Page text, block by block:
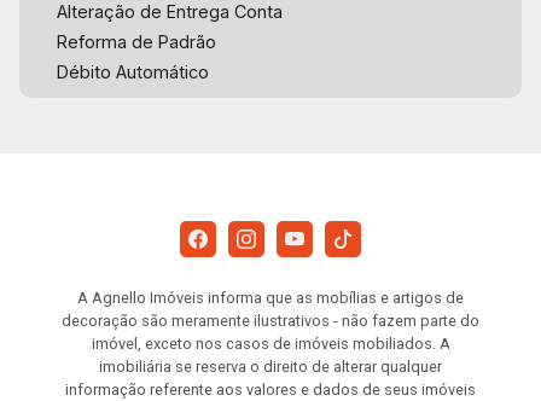
Alteração de Entrega Conta
Reforma de Padrão
Débito Automático
A Agnello Imóveis informa que as mobílias e artigos de
decoração são meramente ilustrativos - não fazem parte do
imóvel, exceto nos casos de imóveis mobiliados. A
imobiliária se reserva o direito de alterar qualquer
informação referente aos valores e dados de seus imóveis